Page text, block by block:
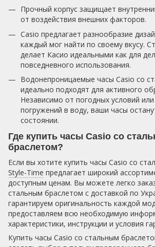
Прочный корпус защищает
от воздействия внешних факторов.
Casio предлагает разнообразие
каждый мог найти по своему вкусу.
делает Касио идеальными как для
повседневного использования.
Водонепроницаемые часы Casio со
идеально подходят для активного
Независимо от погодных условий
погружений в воду, ваши часы
состоянии.
Где купить часы Casio со
браслетом?
Если вы хотите купить часы Casio со
Style-Time предлагает широкий
доступным ценам. Вы можете легко
стальным браслетом с доставкой по
гарантируем оригинальность каждой
предоставляем всю необходимую
характеристики, инструкции и условия
Купить часы Casio со стальным